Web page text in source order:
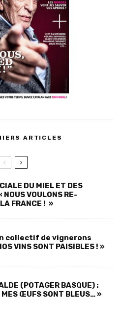
ARTICLES
DU MIEL ET DES
NOUS VOULONS RE-
FRANCE ! »
collectif de vignerons
VINS SONT PAISIBLES ! »
(POTAGER BASQUE) :
MES ŒUFS SONT BLEUS… »